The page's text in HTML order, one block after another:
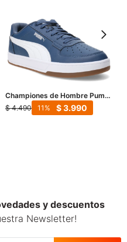
Championes de Hombre Puma
Caven 2.0 - Azul Piedra -
$ 4.490 $3.990
11
y descuentos
Newsletter!